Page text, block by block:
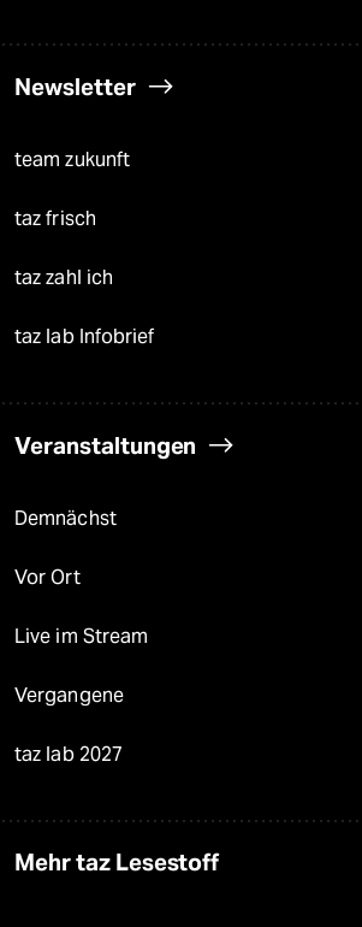
Newsletter
team zukunft
taz frisch
taz zahl ich
taz lab Infobrief
Veranstaltungen
Demnächst
Vor Ort
Live im Stream
Vergangene
taz lab 2027
Mehr taz Lesestoff